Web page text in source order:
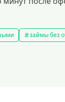
займы без